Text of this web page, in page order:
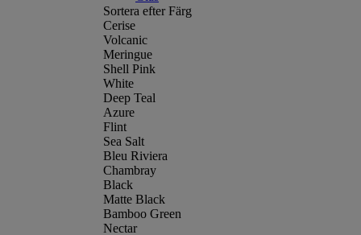
Sortera efter Färg
Cerise
Volcanic
Meringue
Shell Pink
White
Deep Teal
Azure
Flint
Sea Salt
Bleu Riviera
Chambray
Black
Matte Black
Bamboo Green
Nectar